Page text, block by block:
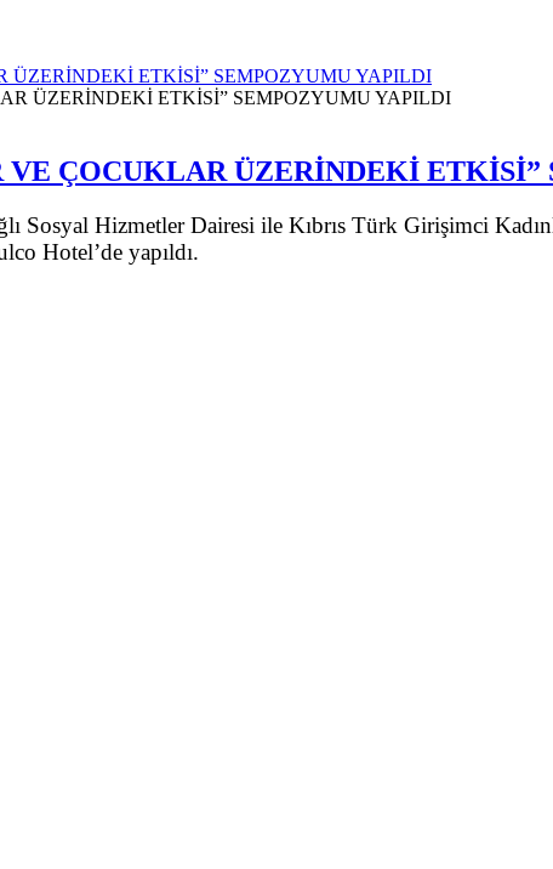
ÜZERİNDEKİ ETKİSİ” SEMPOZYUMU YAPILDI
VE ÇOCUKLAR ÜZERİNDEKİ
Sosyal Hizmetler Dairesi ile Kıbrıs Türk Girişimci
Hotel’de yapıldı.